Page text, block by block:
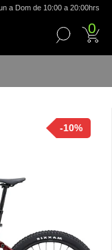
a Dom de 10:00 a 20:00hrs
0
-10%